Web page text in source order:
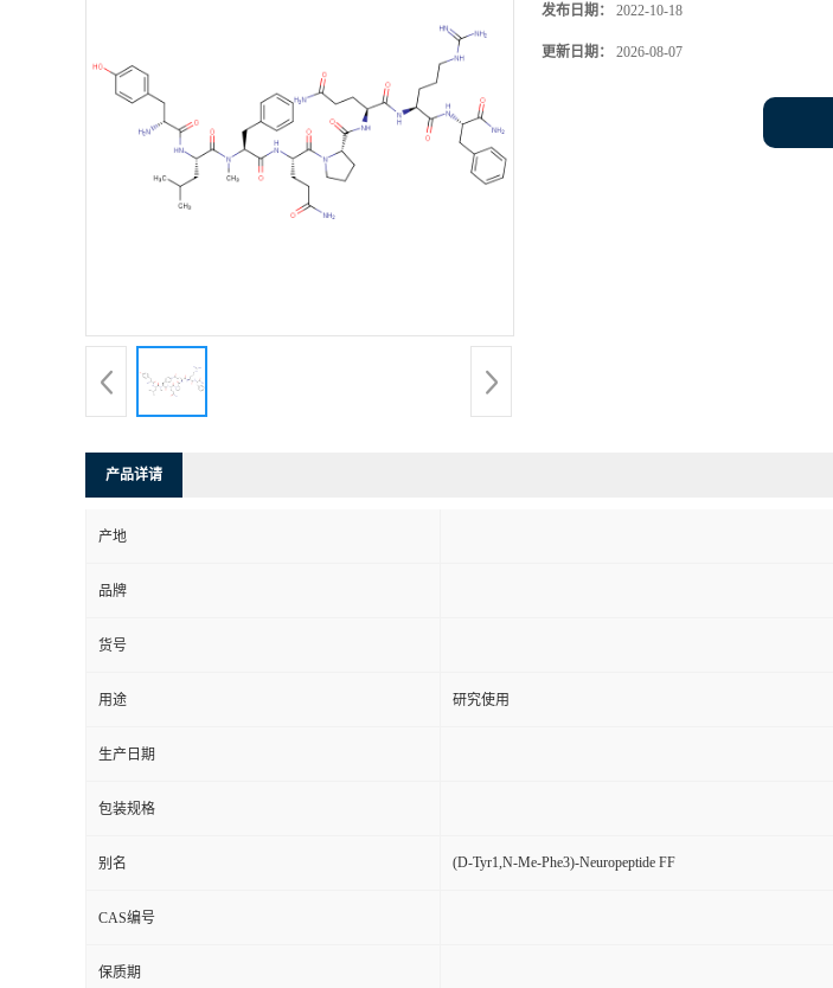
发布日期： 2022-10-18
更新日期： 2026-08-07
产品详请
产地
品牌
货号
用途 研究使用
生产日期
包装规格
别名 (D-Tyr1,N-Me-Phe3)-Neuropeptide FF
CAS编号
保质期